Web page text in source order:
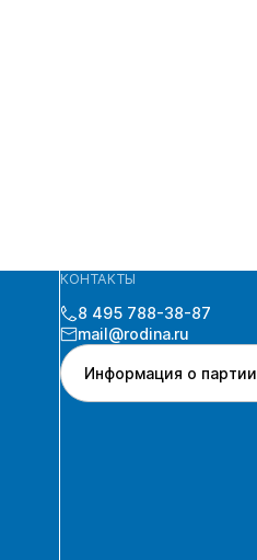
КОНТАКТЫ
8 495 788-38-87
mail@rodina.ru
Информация о партии